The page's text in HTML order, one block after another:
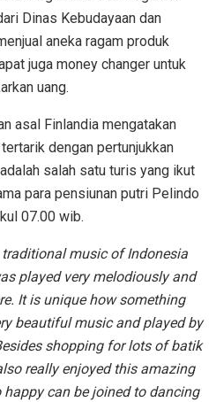
Dinas Kebudayaan dan
aneka ragam produk
juga money changer untuk
uang.
asal Finlandia mengatakan
dengan pertunjukkan
salah satu turis yang ikut
para pensiunan putri Pelindo
07.00 wib.
music of Indonesia
played very melodiously and
It is unique how something
beautiful music and played by
shopping for lots of batik
really enjoyed this amazing
can be joined to dancing